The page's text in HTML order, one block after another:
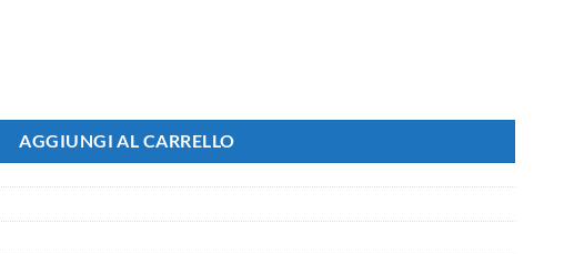
AGGIUNGI AL CARRELLO